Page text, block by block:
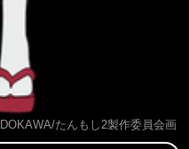
たんもし2製作委員会画